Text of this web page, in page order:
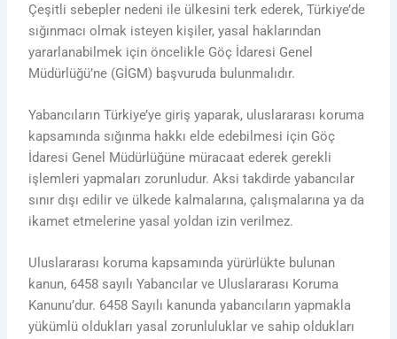
Çeşitli sebepler nedeni ile ülkesini terk ederek, Türkiye’de
sığınmacı olmak isteyen kişiler, yasal haklarından
yararlanabilmek için öncelikle Göç İdaresi Genel
Müdürlüğü’ne (GİGM) başvuruda bulunmalıdır.
Yabancıların Türkiye’ye giriş yaparak, uluslararası koruma
kapsamında sığınma hakkı elde edebilmesi için Göç
İdaresi Genel Müdürlüğüne müracaat ederek gerekli
işlemleri yapmaları zorunludur. Aksi takdirde yabancılar
sınır dışı edilir ve ülkede kalmalarına, çalışmalarına ya da
ikamet etmelerine yasal yoldan izin verilmez.
Uluslararası koruma kapsamında yürürlükte bulunan
kanun, 6458 sayılı Yabancılar ve Uluslararası Koruma
Kanunu’dur. 6458 Sayılı kanunda yabancıların yapmakla
yükümlü oldukları yasal zorunluluklar ve sahip oldukları